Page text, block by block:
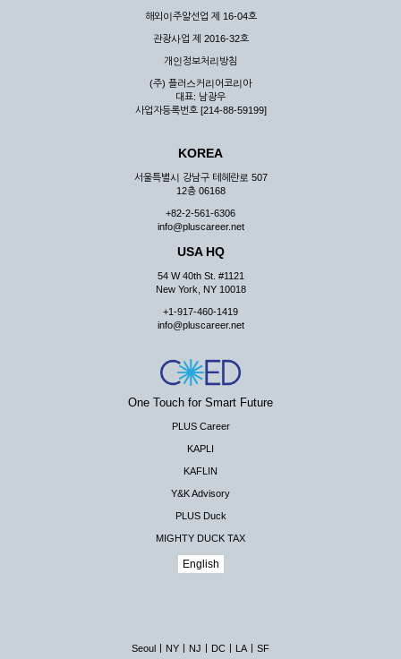
해외이주알선업 제 16-04호
관광사업 제 2016-32호
개인정보처리방침
(주) 플러스커리어코리아
대표: 남광우
사업자등록번호 [214-88-59199]
KOREA
서울특별시 강남구 테헤란로 507
12층 06168
+82-2-561-6306
info@pluscareer.net
USA HQ
54 W 40th St. #1121
New York, NY 10018
+1-917-460-1419
info@pluscareer.net
One Touch for Smart Future
PLUS Career
KAPLI
KAFLIN
Y&K Advisory
PLUS Duck
MIGHTY DUCK TAX
English
Seoul NY NJ DC LA SF